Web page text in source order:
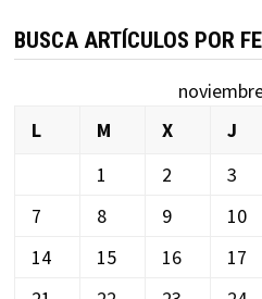
BUSCA ARTÍCULOS POR
L
M X J
1
2 3
7
8 9 10
14
15 16 17